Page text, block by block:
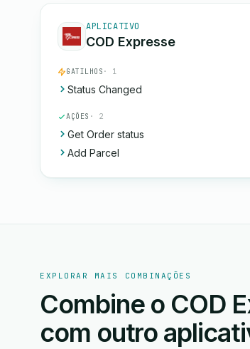
APLICATIVO
COD Expresse
GATILHOS · 1
Status Changed
AÇÕES · 2
Get Order status
Add Parcel
EXPLORAR MAIS COMBINAÇÕES
Combine o COD
com outro